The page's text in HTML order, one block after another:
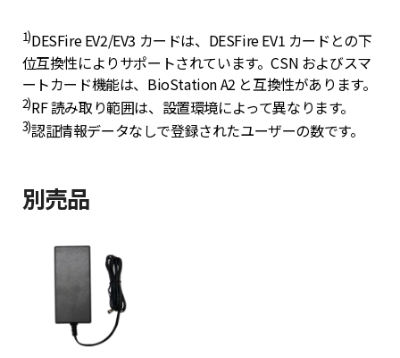
1)DESFire EV2/EV3 カードは、DESFire EV1 カードとの下
位互換性によりサポートされています。CSN およびスマ
ートカード機能は、BioStation A2 と互換性があります。
2)RF 読み取り範囲は、設置環境によって異なります。
3)認証情報データなしで登録されたユーザーの数です。
別売品